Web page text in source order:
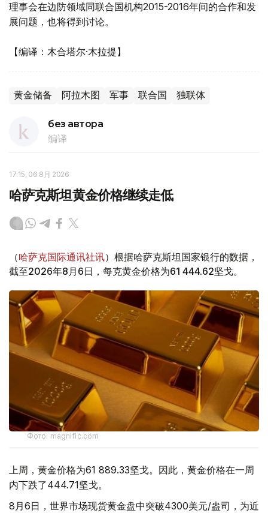
理事会在边防领域同联合国机构2015-2016年间的合作和发
展问题，也将得到讨论。
【编译：木合塔尔·木拉提】
黄金储备 阿拉木图 军事 联合国 独联体
без автора
编译
17:15, 06 8月 2026
哈萨克斯坦黄金价格继续走低
（哈萨克国际通讯社讯）根据哈萨克斯坦国家银行的数据，
截至2026年8月6日，每克黄金价格为61 444.62坚戈。
Фото: magnific.com
上周，黄金价格为61 889.33坚戈。因此，黄金价格在一周
内下跌了444.71坚戈。
8月6日，世界市场现货黄金盘中突破4300美元/盎司，为近